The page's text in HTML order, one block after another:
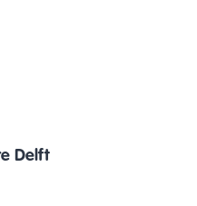
Delft